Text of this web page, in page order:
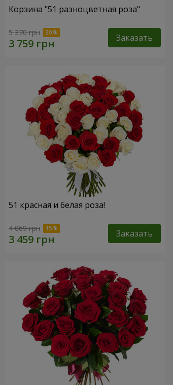
Корзина "51 разноцветная роза"
5 370 грн Заказать
51 красная и белая роза!
4 069 грн Заказать